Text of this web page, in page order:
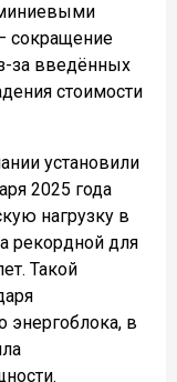
сокращение
за введённых
стоимости
установили
2025 года
нагрузку в
рекордной для
Такой
энергоблока, в